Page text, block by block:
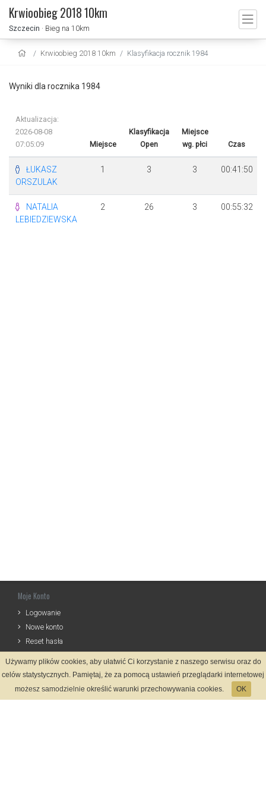
Krwioobieg 2018 10km
Szczecin · Bieg na 10km
Krwioobieg 2018 10km Klasyfikacja rocznik 1984
Wyniki dla rocznika 1984
Aktualizacja:
2026-08-08
07:05:09
Miejsce
Klasyfikacja
Open
Miejsce
wg. płci
Czas
ŁUKASZ
ORSZULAK
1 3 3 00:41:50
NATALIA
LEBIEDZIEWSKA
2 26 3 00:55:32
Moje Konto
Logowanie
Nowe konto
Reset hasła
Informacje
Zasady Rejestracji
Używamy plików cookies, aby ułatwić Ci korzystanie z naszego serwisu oraz do
celów statystycznych. Pamiętaj, że za pomocą ustawień przeglądarki internetowej
możesz samodzielnie określić warunki przechowywania cookies.
OK